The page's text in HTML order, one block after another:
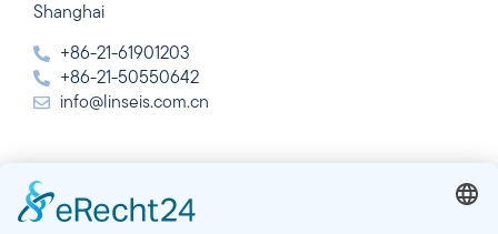
Shanghai
+86-21-61901203
+86-21-50550642
info@linseis.com.cn
Inde